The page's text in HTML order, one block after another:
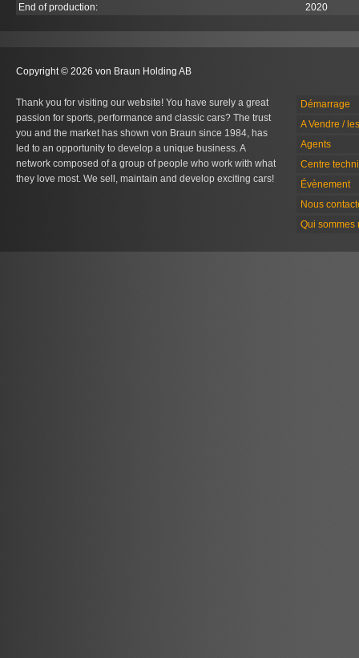
End of production:
2020
Copyright © 2026 von Braun Holding AB
Thank you for visiting our website! You have surely a great
passion for sports, performance and classic cars? The trust
you and the market has shown von Braun since 1984, has
led to an opportunity to develop a unique business. A
network composed of a group of people who work with what
they love most. We sell, maintain and develop exciting cars!
Démarrage
A Vendre /
Agents
Centre
Évènement
Nous
Qui sommes